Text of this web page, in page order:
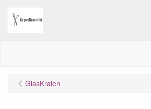
GlasKralen